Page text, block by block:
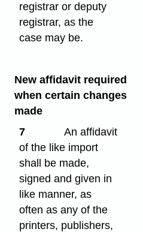
registrar or deputy
registrar, as the
case may be.
New affidavit required
when certain changes
made
7
An affidavit
of the like import
shall be made,
signed and given in
like manner, as
often as any of the
printers, publishers,